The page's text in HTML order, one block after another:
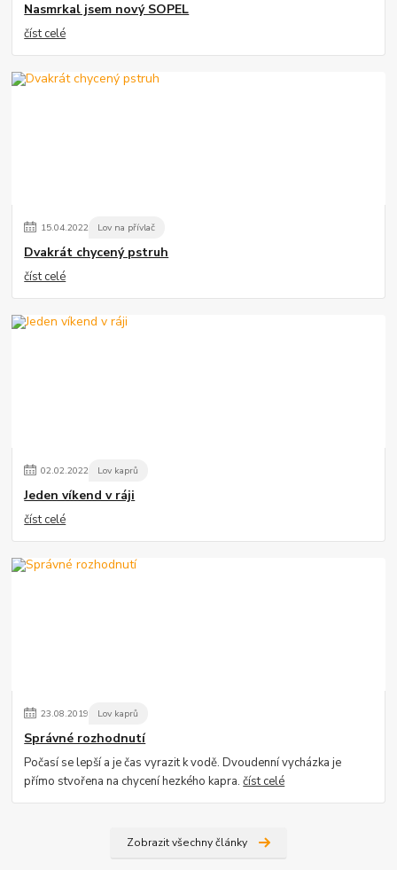
Nasmrkal jsem nový SOPEL
číst celé
15.04.2022 Lov na přívlač
Dvakrát chycený pstruh
číst celé
02.02.2022 Lov kaprů
Jeden víkend v ráji
číst celé
23.08.2019 Lov kaprů
Správné rozhodnutí
Počasí se lepší a je čas vyrazit k vodě. Dvoudenní vycházka je
přímo stvořena na chycení hezkého kapra.číst celé
Zobrazit všechny články